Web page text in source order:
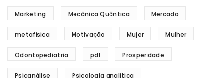
Marketing Mecânica Quântica Mercado
metafísica Motivação Mujer Mulher
Odontopediatria pdf Prosperidade
Psicanálise Psicologia analítica